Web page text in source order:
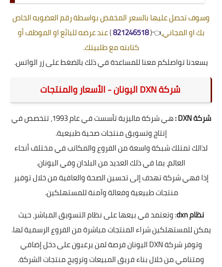
وسوف تحصل عليها بالسعر المخفض بواسطة رقم العضويه الخاص
بك او المجاني،👈(
821246518
)عند عرضه للبائع او الموظف أو
كتابته مع طلبيتك.
يسعدنا تواصلكم معنا للمساعدة في ذلك بالضغط على زر الواتس.
شركة DXN اليونان - الأسعار والمنتجات
شركة DXN :
هي شركة ماليزية تأسست في عام 1993، تتخصص في
إنتاج وتسويق منتجات صحية طبيعية.
لذالك تمتلك شبكة واسعة من الفروع والمكاتب في مختلف أنحاء
العالم، بما في ذلك العديد من البلدان وفي اليونان.
إذا فهي شركة تهدف إلى تحسين الصحة والعافية من خلال توفير
منتجات طبيعية وفعالة وآمنة للمستهلكين.
نظام dxn
: وتعتمد في بيعها على نظام التسويق المباشر، حيث
يمكن للمستهلكين شراء المنتجات مباشرة من الفروع الرسمية لها.
وتوفر شركة DXN اليونان فرصة لمن يرغبون على دخل إضافي
ومتنامي من خلال بناء فريق المبيعات وترويج منتجات الشركة.